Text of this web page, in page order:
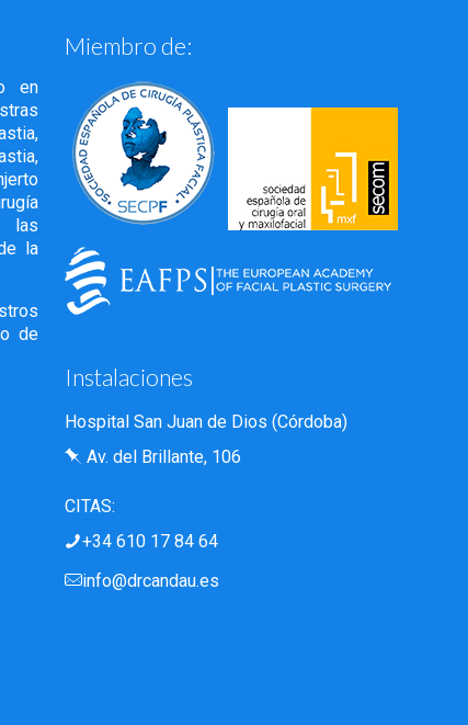
en
las
la
de
Miembro de:
Instalaciones
Hospital San Juan de Dios (Córdoba)
Av. del Brillante, 106
CITAS:
+34 610 17 84 64‎
info@drcandau.es